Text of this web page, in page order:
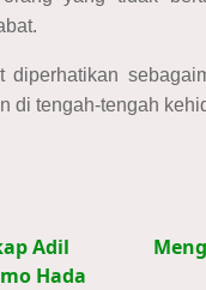
diperhatikan
di tengah-tengah
Adil
Hada